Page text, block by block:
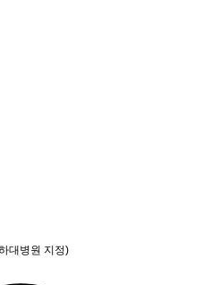
대병원 지정)